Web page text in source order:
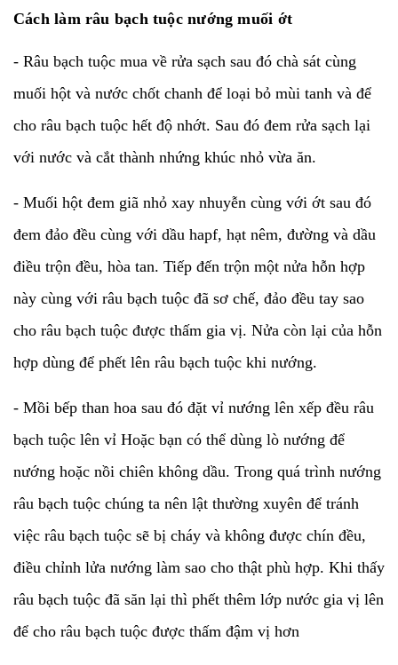
Cách làm râu bạch tuộc nướng muối ớt
- Râu bạch tuộc mua về rửa sạch sau đó chà sát cùng
muối hột và nước chốt chanh để loại bỏ mùi tanh và để
cho râu bạch tuộc hết độ nhớt. Sau đó đem rửa sạch lại
với nước và cắt thành nhứng khúc nhỏ vừa ăn.
- Muối hột đem giã nhỏ xay nhuyễn cùng với ớt sau đó
đem đảo đều cùng với dầu hapf, hạt nêm, đường và dầu
điều trộn đều, hòa tan. Tiếp đến trộn một nửa hỗn hợp
này cùng với râu bạch tuộc đã sơ chế, đảo đều tay sao
cho râu bạch tuộc được thấm gia vị. Nửa còn lại của hỗn
hợp dùng để phết lên râu bạch tuộc khi nướng.
- Mồi bếp than hoa sau đó đặt vỉ nướng lên xếp đều râu
bạch tuộc lên vỉ Hoặc bạn có thể dùng lò nướng để
nướng hoặc nồi chiên không dầu. Trong quá trình nướng
râu bạch tuộc chúng ta nên lật thường xuyên để tránh
việc râu bạch tuộc sẽ bị cháy và không được chín đều,
điều chỉnh lửa nướng làm sao cho thật phù hợp. Khi thấy
râu bạch tuộc đã săn lại thì phết thêm lớp nước gia vị lên
để cho râu bạch tuộc được thấm đậm vị hơn